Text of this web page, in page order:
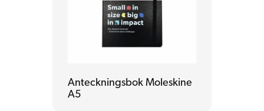
Anteckningsbok Moleskine
A5